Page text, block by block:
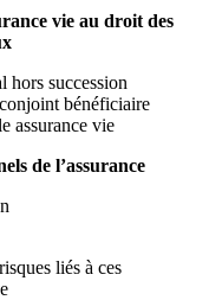
vie au droit des
hors succession
bénéficiaire
assurance vie
de l’assurance
liés à ces